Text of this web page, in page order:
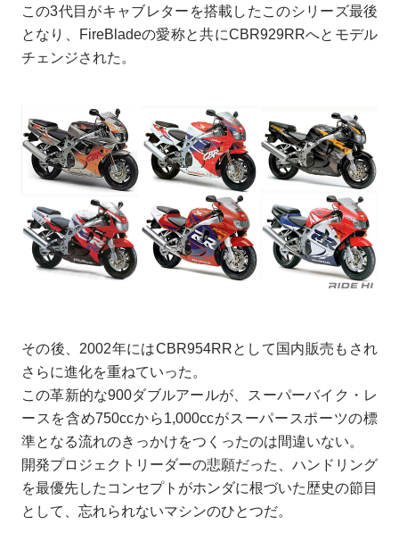
この3代目がキャブレターを搭載したこのシリーズ最後
となり、FireBladeの愛称と共にCBR929RRへとモデル
チェンジされた。
その後、2002年にはCBR954RRとして国内販売もされ
さらに進化を重ねていった。
この革新的な900ダブルアールが、スーパーバイク・レ
ースを含め750ccから1,000ccがスーパースポーツの標
準となる流れのきっかけをつくったのは間違いない。
開発プロジェクトリーダーの悲願だった、ハンドリング
を最優先したコンセプトがホンダに根づいた歴史の節目
として、忘れられないマシンのひとつだ。